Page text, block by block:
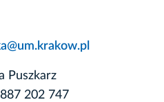
Puszkarz
202 747